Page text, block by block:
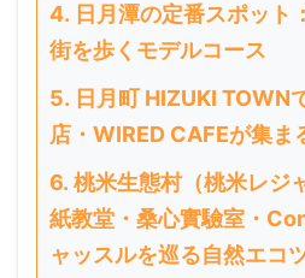
日月潭の定番スポット
街を歩くモデルコース
日月町 HIZUKI TOWN
店・WIRED CAFEが集ま
桃米生態村（桃米レジ
紙教堂・桑心實驗室・
ャッスルを巡る自然エコ